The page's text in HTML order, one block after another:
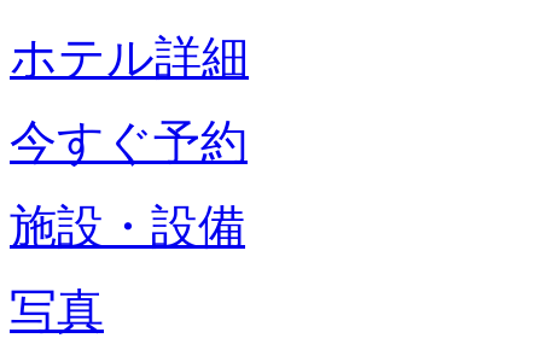
ホテル詳細
今すぐ予約
施設・設備
写真